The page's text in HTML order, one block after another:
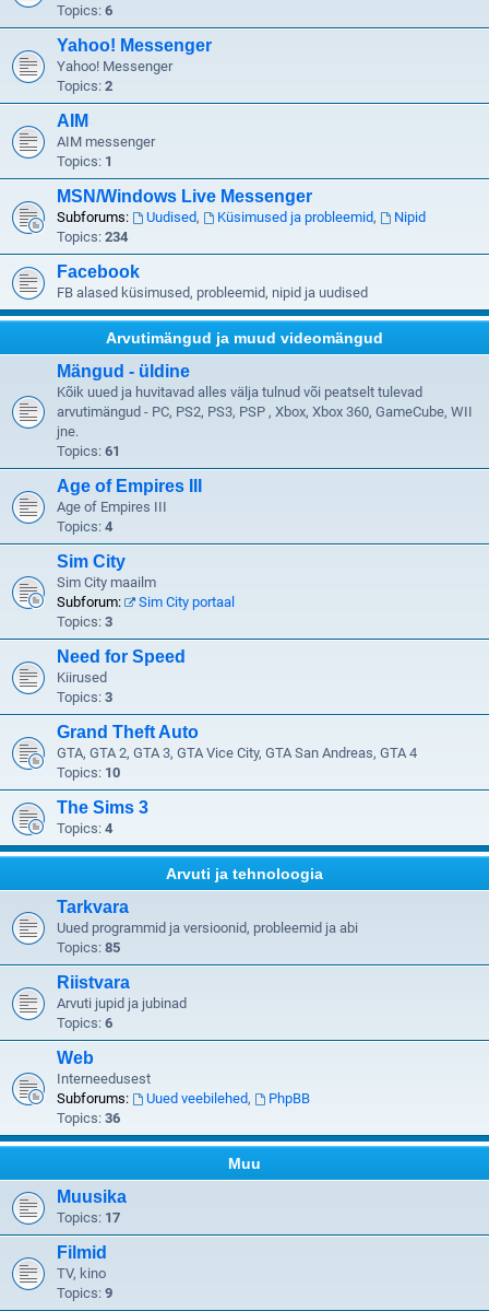
Topics: 6
Yahoo! Messenger
Yahoo! Messenger
Topics: 2
AIM
AIM messenger
Topics: 1
MSN/Windows Live Messenger
Subforums: Uudised, Küsimused ja probleemid,
Nipid
Topics: 234
Facebook
FB alased küsimused, probleemid, nipid ja uudised
Arvutimängud ja muud videomängud
Mängud - üldine
Kõik uued ja huvitavad alles välja tulnud või peatselt tulevad
arvutimängud - PC, PS2, PS3, PSP , Xbox, Xbox 360, GameCube, WII
jne.
Topics: 61
Age of Empires III
Age of Empires III
Topics: 4
Sim City
Sim City maailm
Subforum:
Sim City portaal
Topics: 3
Need for Speed
Kiirused
Topics: 3
Grand Theft Auto
GTA, GTA 2, GTA 3, GTA Vice City, GTA San Andreas, GTA 4
Topics: 10
The Sims 3
Topics: 4
Arvuti ja tehnoloogia
Tarkvara
Uued programmid ja versioonid, probleemid ja abi
Topics: 85
Riistvara
Arvuti jupid ja jubinad
Topics: 6
Web
Interneedusest
Subforums:
Uued veebilehed,
PhpBB
Topics: 36
Muu
Muusika
Topics: 17
Filmid
TV, kino
Topics: 9